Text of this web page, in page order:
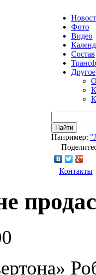
Фото
Видео
Состав
Другое
Найти
Например:
Контакты